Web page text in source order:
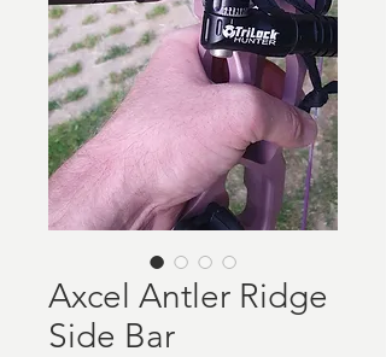
Axcel Antler Ridge
Side Bar